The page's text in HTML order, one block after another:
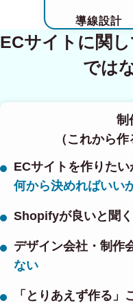
導線設計
ECサイトに関
では
制
（これから
ECサイトを作りたい
何から決めればいい
Shopifyが良いと聞く
デザイン会社・制作
ない
「とりあえず作る」